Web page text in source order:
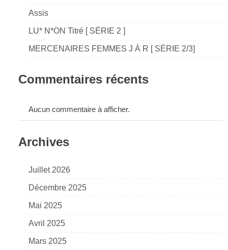
Assis
LU* N*ON Titré [ SÉRIE 2 ]
MERCENAIRES FEMMES J À R [ SÉRIE 2/3]
Commentaires récents
Aucun commentaire à afficher.
Archives
Juillet 2026
Décembre 2025
Mai 2025
Avril 2025
Mars 2025